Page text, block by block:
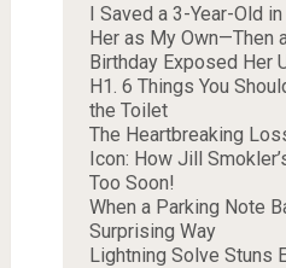
I Saved a 3-Year-Old
Her as My Own—Then
Birthday Exposed Her
H1. 6 Things You
the Toilet
The Heartbreaking
Icon: How Jill
Too Soon!
When a Parking Note
Surprising Way
Lightning Solve Stuns